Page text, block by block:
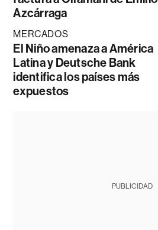
Azcárraga
MERCADOS
El Niño amenaza a América
Latina y Deutsche Bank
identifica los países más
expuestos
PUBLICIDAD